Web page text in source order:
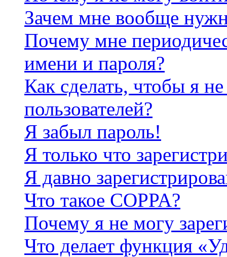
Зачем мне вообще
Почему мне
имени и пароля?
Как сделать, чтобы я
пользователей?
Я забыл пароль!
Я только что
Я давно
Что такое COPPA?
Почему я не могу
Что делает функция